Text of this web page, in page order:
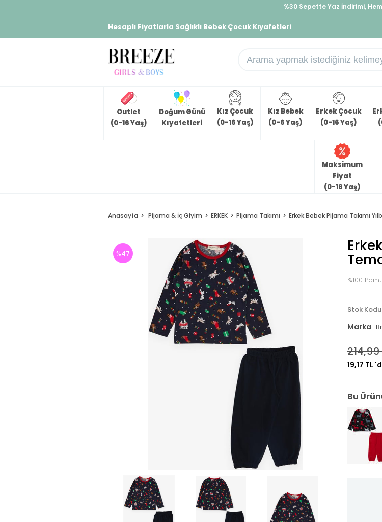
%30 Sepette Yaz İndirimi,
Hesaplı Fiyatlarla Sağlıklı Bebek Çocuk Kıyafetleri
Outlet
(0-16 Yaş)
Doğum Günü
Kıyafetleri
Kız Çocuk
(0-16 Yaş)
Kız Bebek
(0-6 Yaş)
Erkek Çocuk
(0-16 Yaş)
Maksimum
Fiyat
(0-16 Yaş)
Anasayfa Pijama & İç Giyim ERKEK Pijama Takımı Erkek Bebek Pijama Takımı
%47
%100
Marka :
214,99
19,17 TL
Bu